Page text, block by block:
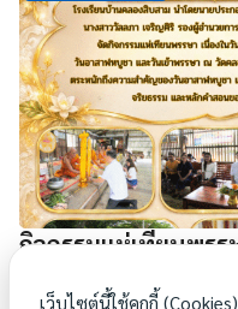
กิจกรรมแห่เทียนพร
พระพุทธศาสนา วัน
เว็บไซต์นี้ใช้คุกกี้